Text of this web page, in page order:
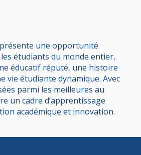
une opportunité
étudiants du monde entier,
éducatif réputé, une histoire
vie étudiante dynamique. Avec
parmi les meilleures au
un cadre d’apprentissage
académique et innovation.